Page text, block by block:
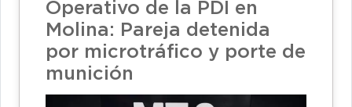
Operativo de la PDI en
Molina: Pareja detenida
por microtráfico y porte de
munición